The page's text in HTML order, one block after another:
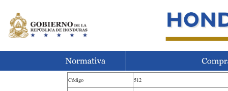
Código 512